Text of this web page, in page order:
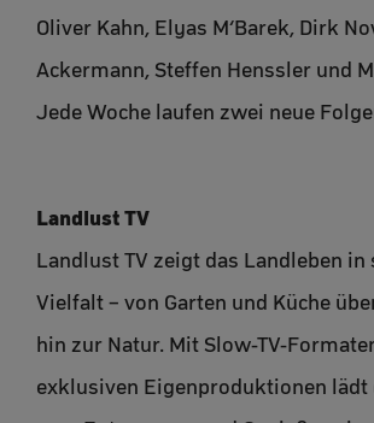
Oliver Kahn, Elyas M‘Barek, Dirk
Ackermann, Steffen Henssler und
Jede Woche laufen zwei neue
Landlust TV
Landlust TV zeigt das Landleben in
Vielfalt – von Garten und Küche
hin zur Natur. Mit Slow-TV-
exklusiven Eigenproduktionen lädt